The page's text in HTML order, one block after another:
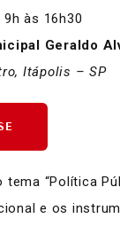
9h às 16h30
Geraldo
Itápolis – SP
“Política
e os